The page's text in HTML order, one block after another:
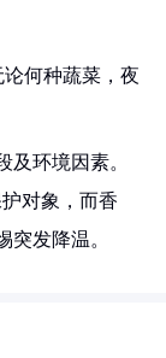
何种蔬菜，夜
及环境因素。
对象，而香
发降温。